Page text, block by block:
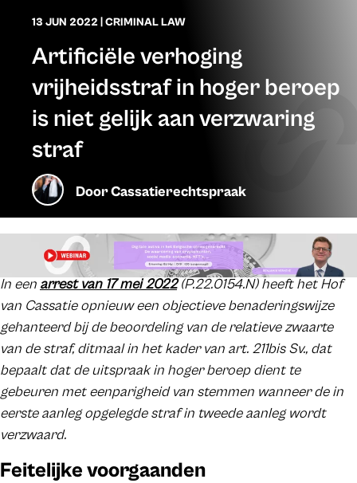
13 JUN 2022 CRIMINAL LAW
Artificiële verhoging
vrijheidsstraf in hoger beroep
is niet gelijk aan verzwaring
straf
DoorCassatierechtspraak
In een arrest van 17 mei 2022(P.22.0154.N) heeft het Hof
van Cassatie opnieuw een objectieve benaderingswijze
gehanteerd bij de beoordeling van de relatieve zwaarte
van de straf, ditmaal in het kader van art. 211bis Sv., dat
bepaalt dat de uitspraak in hoger beroep dient te
gebeuren met eenparigheid van stemmen wanneer de in
eerste aanleg opgelegde straf in tweede aanleg wordt
verzwaard.
Feitelijke voorgaanden